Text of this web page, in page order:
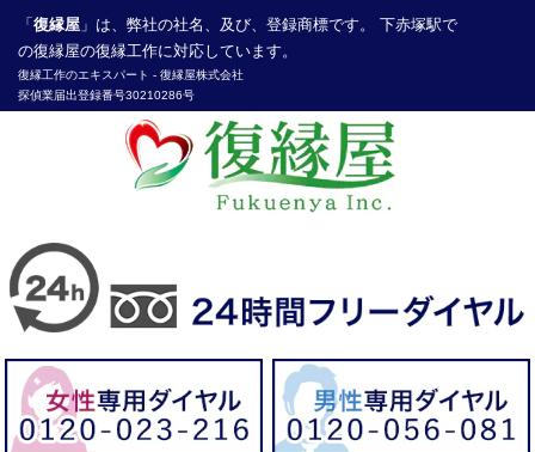
「 復縁屋 」は、弊社の社名、及び、登録商標です。 下赤塚駅で
の復縁屋の復縁工作に対応しています。
復縁工作のエキスパート - 復縁屋株式会社
探偵業届出登録番号30210286号